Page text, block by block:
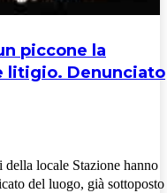
piccone la
litigio. Denunciato
locale Stazione hanno
del luogo, già sottoposto